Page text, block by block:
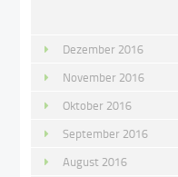
Dezember 2016
November 2016
Oktober 2016
September 2016
August 2016